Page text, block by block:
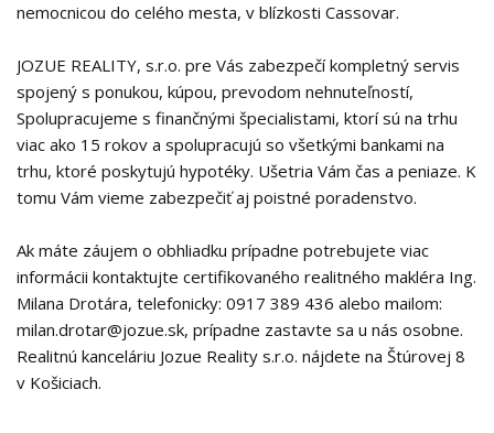
nemocnicou do celého mesta, v blízkosti Cassovar.
JOZUE REALITY, s.r.o. pre Vás zabezpečí kompletný servis
spojený s ponukou, kúpou, prevodom nehnuteľností,
Spolupracujeme s finančnými špecialistami, ktorí sú na trhu
viac ako 15 rokov a spolupracujú so všetkými bankami na
trhu, ktoré poskytujú hypotéky. Ušetria Vám čas a peniaze. K
tomu Vám vieme zabezpečiť aj poistné poradenstvo.
Ak máte záujem o obhliadku prípadne potrebujete viac
informácii kontaktujte certifikovaného realitného makléra Ing.
Milana Drotára, telefonicky: 0917 389 436 alebo mailom:
milan.drotar@jozue.sk, prípadne zastavte sa u nás osobne.
Realitnú kanceláriu Jozue Reality s.r.o. nájdete na Štúrovej 8
v Košiciach.